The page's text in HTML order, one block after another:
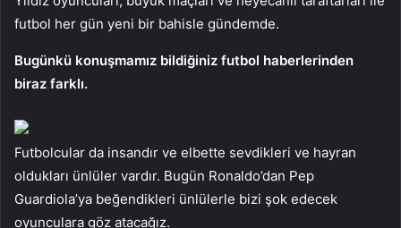
futbol her gün yeni bir bahisle gündemde.
Bugünkü konuşmamız bildiğiniz futbol haberlerinden
biraz farklı.
Futbolcular da insandır ve elbette sevdikleri ve hayran
oldukları ünlüler vardır. Bugün Ronaldo’dan Pep
Guardiola’ya beğendikleri ünlülerle bizi şok edecek
oyunculara göz atacağız.